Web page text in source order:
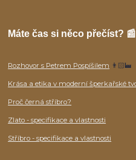
Máte čas si něco přečíst? 📰
Rozhovor s Petrem Pospíšilem 👨🏻‍🏭
Krása a etika v moderní šperkařské
Proč černá stříbro?
Zlato - specifikace a vlastnosti
Stříbro - specifikace a vlastnosti